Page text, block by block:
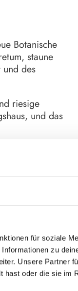
für soziale
zu
Unsere Partner
hast oder die sie im
Botanische
staune
und des
riesige
und das
– hier